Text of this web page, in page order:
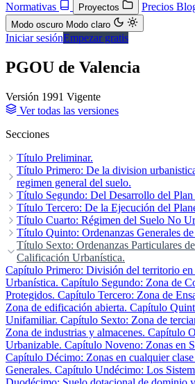
Normativas Proyectos Precios
Modo oscuro Modo claro
Iniciar sesiónEmpezar gratis
PGOU de Valencia
Versión 1991 Vigente
Ver todas las versiones
Secciones
Título Preliminar.
Capítulo Único.
Título Primero: De la division
regimen general del suelo.
Capítulo Primero: Disposiciones
Intervención Municipal en la Edificación y
Título Segundo: Del Desarrollo del Plan
Capítulo Primero: Principios Generales.
Instrumentos de ordenación.Capítulo
Desarrollo Limitativas de la Ejecución del
Cuarto: Condiciones de desarrollo en
Programado.
Título Tercero: De la Ejecución del
Capítulo Primero: Ejecución del Plan en
Segundo: Ejecución del Plan en Suelo
Capítulo Tercero: Ejecución del Plan en
Programado.Capítulo Cuarto:
Capítulo Quinto: De la conservación,
patrimonio inmobiliario.
Título Cuarto: Régimen del Suelo No
Capítulo Único: Determinaciones de
Título Quinto: Ordenanzas Generales
Capítulo Primero: Disposiciones
Condiciones de parcela.Capítulo Tercero:
y forma de los edificios.Capítulo Cuarto:
de la Edificación.Capítulo Quinto: de los
de vehiculos.
Título Sexto: Ordenanzas Particulares
Calificación Urbanística.
Capítulo Primero: División del territorio
Urbanística. Capítulo Segundo: Zona de
Protegidos. Capítulo Tercero: Zona de
Zona de edificación abierta. Capítulo
Unifamiliar. Capítulo Sexto: Zona de
Zona de industrias y almacenes. Capítulo
Urbanizable. Capítulo Noveno: Zonas en
Capítulo Décimo: Zonas en cualquier
Generales. Capítulo Undécimo: Los